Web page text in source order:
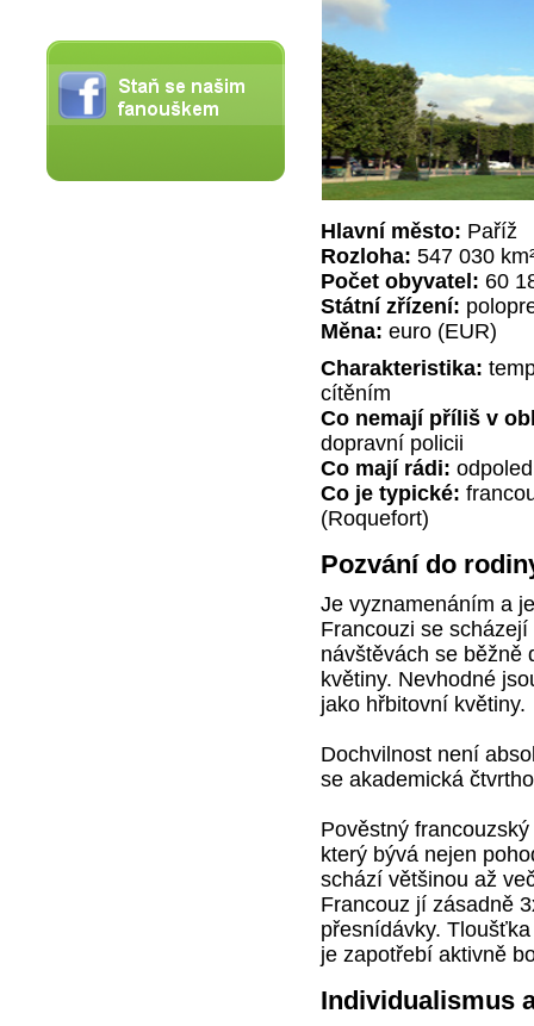
Hlavní město: Paříž
Rozloha: 547 030
Počet obyvatel: 60
Státní zřízení:
Měna: euro (EUR)
Charakteristika:
cítěním
Co nemají příliš v
dopravní policii
Co mají rádi:
Co je typické:
(Roquefort)
Pozvání do
Je vyznamenáním a
Francouzi se
návštěvách se běžně
květiny. Nevhodné
jako hřbitovní květiny.
Dochvilnost není
se akademická
Pověstný
který bývá nejen
schází většinou až
Francouz jí zásadně
přesnídávky.
je zapotřebí aktivně
Individualismus